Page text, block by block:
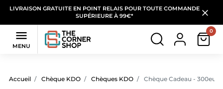
LIVRAISON GRATUITE EN POINT RELAIS POUR TOUTE COMMANDE
SUPÉRIEURE À 99€*

MENU
0
Accueil Chèque KDO Chèques KDO Chèque Cadeau -